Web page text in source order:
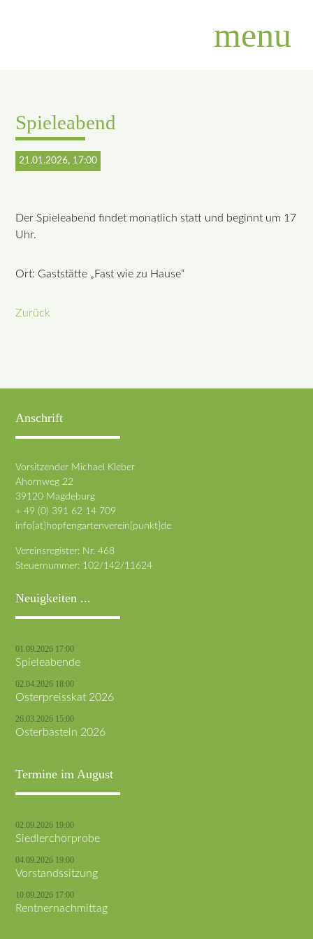
menu
Spieleabend
21.01.2026, 17:00
Der Spieleabend findet monatlich statt und beginnt um 17
Uhr.
Ort: Gaststätte „Fast wie zu Hause“
Zurück
Anschrift
Vorsitzender Michael Kleber
Ahornweg 22
39120 Magdeburg
+ 49 (0) 391 62 14 709
info[at]hopfengartenverein[punkt]de
Vereinsregister: Nr. 468
Steuernummer: 102/142/11624
Neuigkeiten ...
01.09.2026 17:00
Spieleabende
02.04.2026 18:00
Osterpreisskat 2026
26.03.2026 15:00
Osterbasteln 2026
Termine im August
02.09.2026 19:00
Siedlerchorprobe
04.09.2026 19:00
Vorstandssitzung
10.09.2026 17:00
Rentnernachmittag